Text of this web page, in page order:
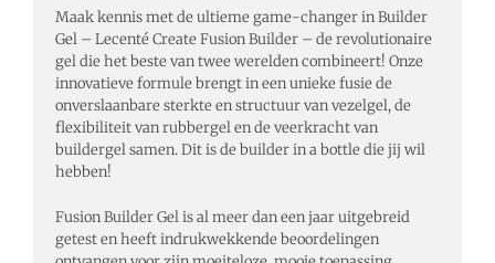
Maak kennis met de ultieme game-changer in Builder
Gel – Lecenté Create Fusion Builder – de revolutionaire
gel die het beste van twee werelden combineert! Onze
innovatieve formule brengt in een unieke fusie de
onverslaanbare sterkte en structuur van vezelgel, de
flexibiliteit van rubbergel en de veerkracht van
buildergel samen. Dit is de builder in a bottle die jij wil
hebben!
Fusion Builder Gel is al meer dan een jaar uitgebreid
getest en heeft indrukwekkende beoordelingen